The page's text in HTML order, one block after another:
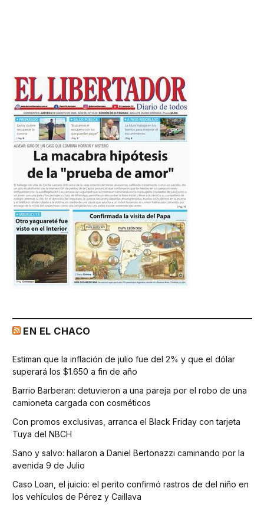
EN EL CHACO
Estiman que la inflación de julio fue del 2% y que el dólar
superará los $1.650 a fin de año
Barrio Barberan: detuvieron a una pareja por el robo de una
camioneta cargada con cosméticos
Con promos exclusivas, arranca el Black Friday con tarjeta
Tuya del NBCH
Sano y salvo: hallaron a Daniel Bertonazzi caminando por la
avenida 9 de Julio
Caso Loan, el juicio: el perito confirmó rastros de del niño en
los vehículos de Pérez y Caillava